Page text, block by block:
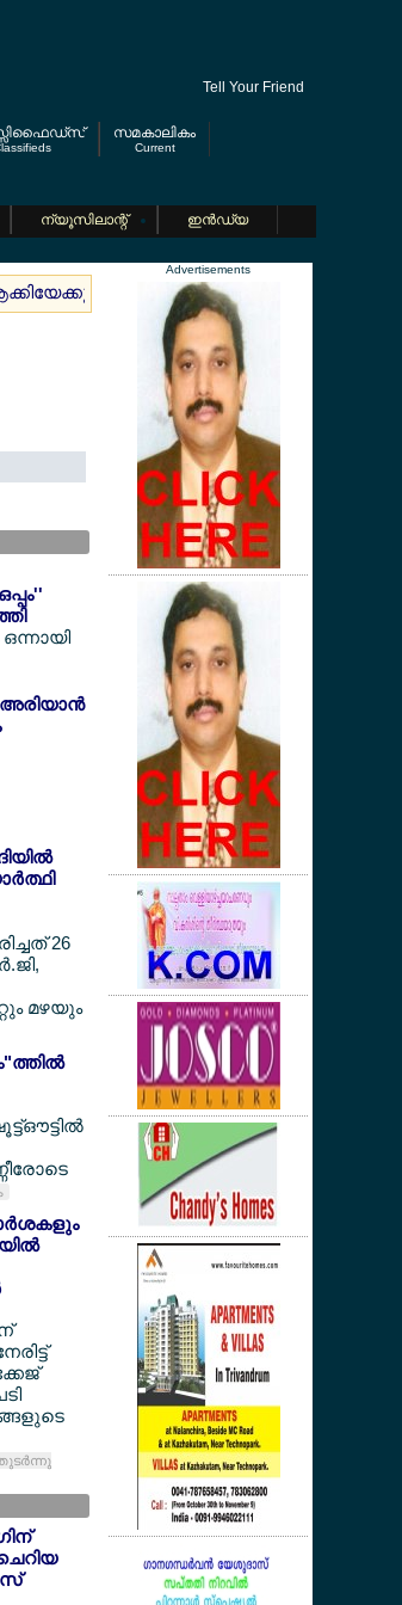
Tell Your Friend
സമകാലികം
Current
ന്യൂസിലാന്റ്
ഇന്‍ഡ്യ
; പുതിയ മലയാളി കുടിയേറ്റക്കാരെ
അരിയാന്‍
26
മഴയും
Advertisements